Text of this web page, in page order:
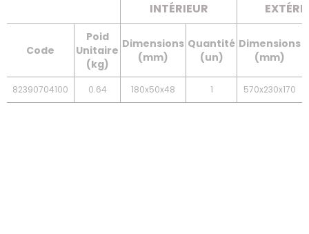
INTÉRIEUR
Code
Poid
Unitaire
(kg)
Dimensions
(mm)
Quantité
(un)
Dimensions
(mm)
82390704100 0.64 180x50x48 1 570x230x170